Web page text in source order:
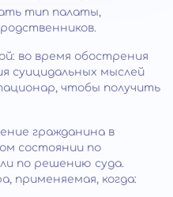
тип палаты,
во время обострения
суицидальных мыслей
чтобы получить
гражданина в
состоянии по
по решению суда.
применяемая, когда: